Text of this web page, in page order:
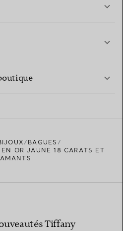
PROCHEBAGUES
OR JAUNE 18 CARATS ET
Tiffany